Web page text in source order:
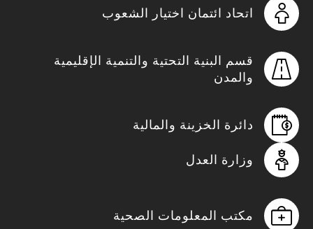
اتحاد ائتمان اختيار الشعوب
قسم البنية التحتية والتنمية الإقليمية
والمدن
دائرة الخزينة والمالية
وزارة العدل
مكتب المعلومات الصحية